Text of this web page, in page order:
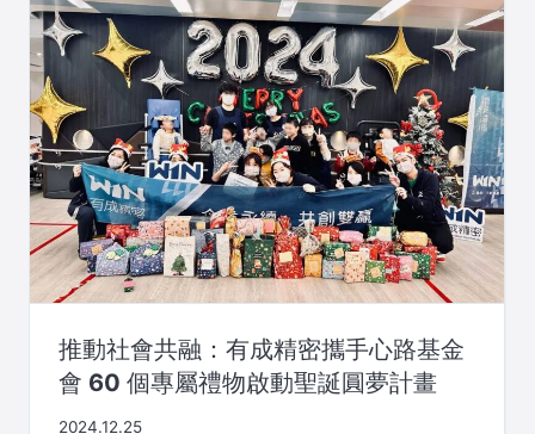
推動社會共融：有成精密攜手心路基金
會 60 個專屬禮物啟動聖誕圓夢計畫
2024.12.25